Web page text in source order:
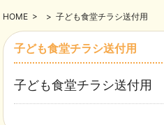
HOME > > 子ども食堂チラシ送付用
子ども食堂チラシ送付用
子ども食堂チラシ送付用